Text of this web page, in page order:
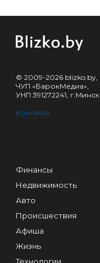
© 2009-2026 blizko.by,
ЧУП «БарокМедиа»,
УНП 391272241, г.Минск
Контакты
Финансы
Недвижимость
Авто
Происшествия
Афиша
Жизнь